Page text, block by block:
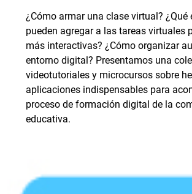
¿Cómo armar una clase virtual? ¿Qué
pueden agregar a las tareas virtuales
más interactivas? ¿Cómo organizar
entorno digital? Presentamos una
videotutoriales y microcursos sobre
aplicaciones indispensables para
proceso de formación digital de la
educativa.